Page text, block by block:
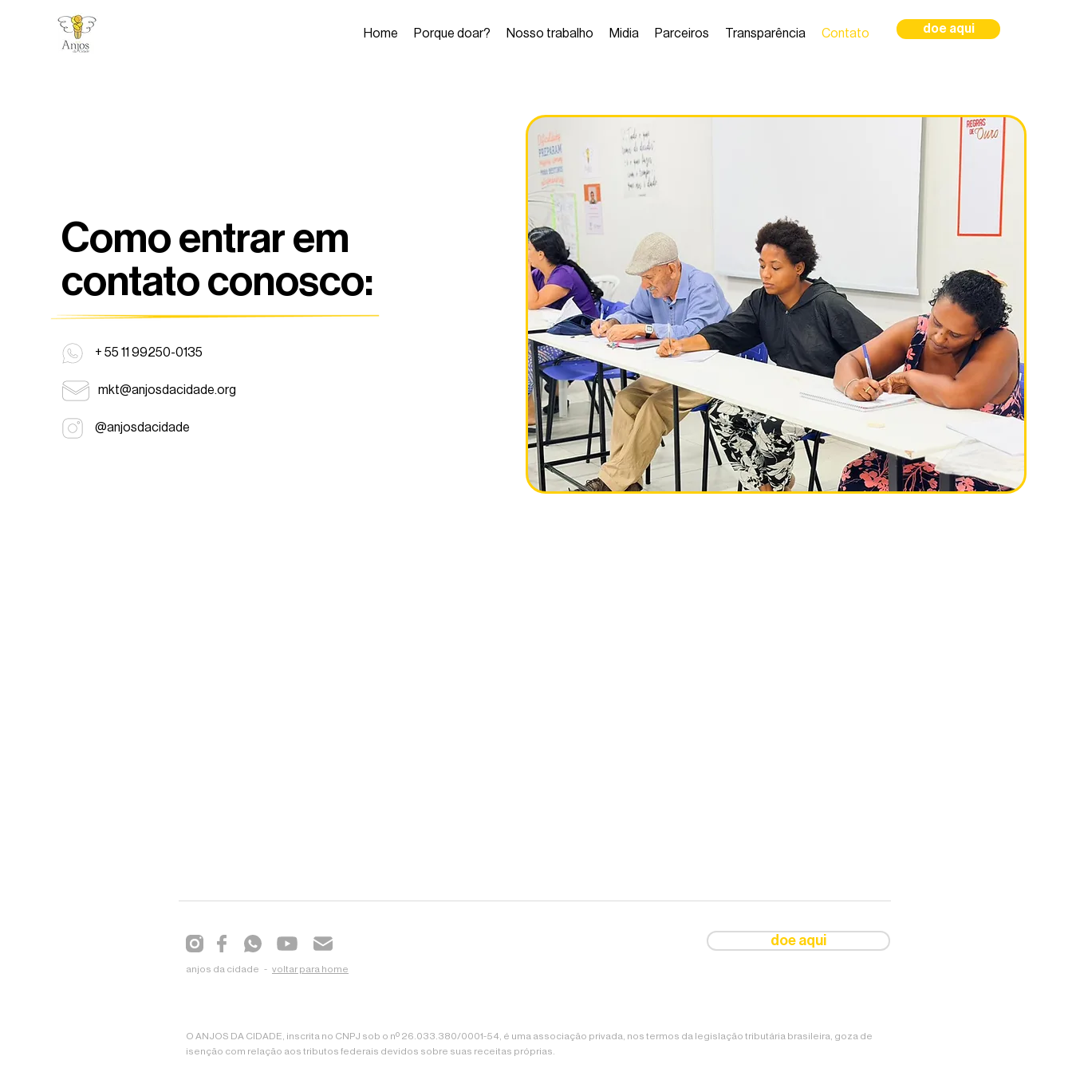
Home Porque doar? Nosso trabalho Midia Parceiros Transparência Contato doe aqui
Como entrar em
contato conosco:
+ 55 11 99250-0135
mkt@anjosdacidade.org
@anjosdacidade
anjos da cidade - voltar para home
doe aqui
O ANJOS DA CIDADE, inscrita no CNPJ sob o nº 26.033.380/0001-54, é uma associação privada, nos termos da legislação tributária brasileira, goza de
isenção com relação aos tributos federais devidos sobre suas receitas próprias.